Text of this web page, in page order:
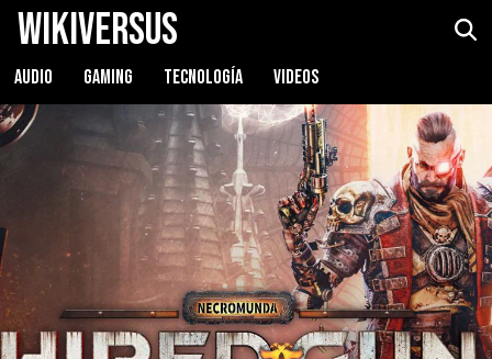
WikiVersus
AUDIO GAMING TECNOLOGÍA VIDEOS